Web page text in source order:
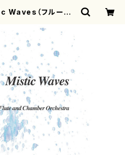
（フルート，